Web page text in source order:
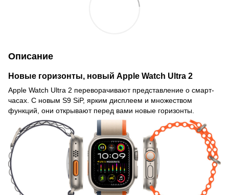
Описание
Новые горизонты, новый Apple Watch Ultra 2
Apple Watch Ultra 2 переворачивают представление о смарт-
часах. С новым S9 SiP, ярким дисплеем и множеством
функций, они открывают перед вами новые горизонты.